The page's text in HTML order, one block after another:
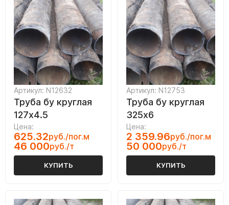
Артикул: N12632
Труба бу круглая
127х4.5
Цена:
625.32руб./пог.м
46 000руб./т
КУПИТЬ
Артикул: N12753
Труба бу круглая
325х6
Цена:
2 359.96руб./пог.м
50 000руб./т
КУПИТЬ